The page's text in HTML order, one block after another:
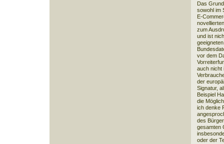
Das
sowohl im
E-
zum
und ist
vor dem
auch nicht
der
Signatur,
Beispiel
die
ich denke
des
gesamten
oder der